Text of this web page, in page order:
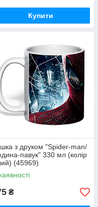
Купити
з друком "Spider-man/
павук" 330 мл (колір
(45969)
₴